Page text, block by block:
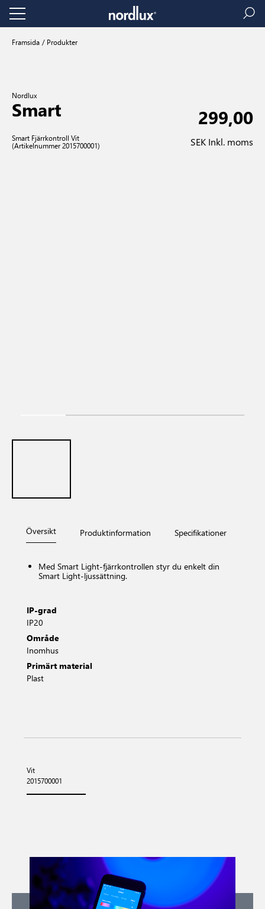
Framsida Produkter
Nordlux
Smart
Smart Fjärrkontroll Vit
(Artikelnummer 2015700001)
299,00
SEK Inkl. moms
Översikt Produktinformation Specifikationer
Med Smart Light-fjärrkontrollen styr du enkelt din
Smart Light-ljussättning.
IP-grad
IP20
Område
Inomhus
Primärt material
Plast
Vit
2015700001